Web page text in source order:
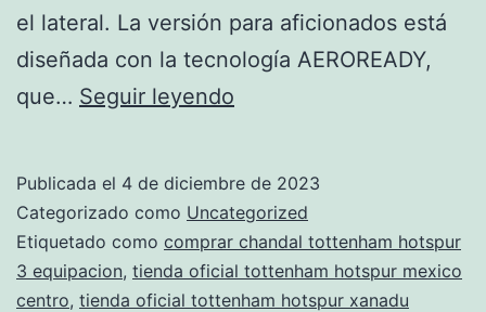
el lateral. La versión para aficionados está
diseñada con la tecnología AEROREADY,
que… Seguir leyendo
tottenham
hotspur
barata
Publicada el 4 de diciembre de 2023
Categorizado como Uncategorized
Etiquetado como comprar chandal tottenham hotspur
3 equipacion, tienda oficial tottenham hotspur mexico
centro, tienda oficial tottenham hotspur xanadu